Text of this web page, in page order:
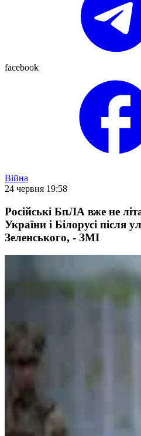
facebook
Війна
24 червня 19:58
Російські БпЛА вже не
України і Білорусі після
Зеленського, - ЗМІ